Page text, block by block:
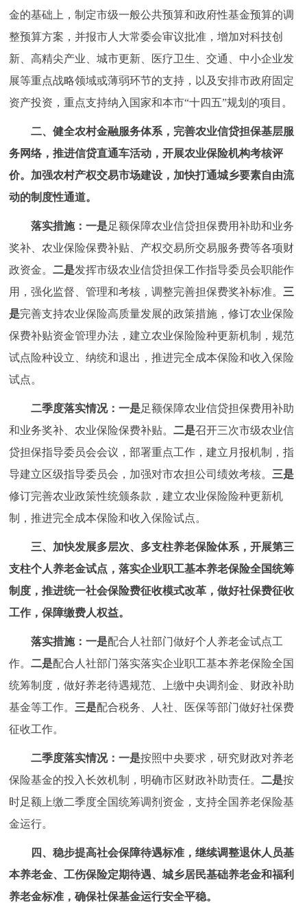
金的基础上，制定市级一般公共预算和政府性基金预算的调
整预算方案，并报市人大常委会审议批准，增加对科技创
新、高精尖产业、城市更新、医疗卫生、交通、中小企业发
展等重点战略领域或薄弱环节的支持，以及安排市政府固定
资产投资，重点支持纳入国家和本市“十四五”规划的项目。
二、健全农村金融服务体系，完善农业信贷担保基层服
务网络，推进信贷直通车活动，开展农业保险机构考核评
价。加强农村产权交易市场建设，加快打通城乡要素自由流
动的制度性通道。
落实措施：一是足额保障农业信贷担保费用补助和业务
奖补、农业保险保费补贴、产权交易所交易服务费等各项财
政资金。二是发挥市级农业信贷担保工作指导委员会职能作
用，强化监督、管理和考核，调整完善担保费奖补标准。 三
是完善支持农业保险高质量发展的政策措施，修订农业保险
保费补贴资金管理办法，建立农业保险险种更新机制，规范
试点险种设立、纳统和退出，推进完全成本保险和收入保险
试点。
二季度落实情况：一是足额保障农业信贷担保费用补助
和业务奖补、农业保险保费补贴。二是召开三次市级农业信
贷担保指导委员会会议，部署重点工作，建立月报机制，指
导建立区级指导委员会，加强对市农担公司绩效考核。 三是
修订完善农业政策性统颁条款，建立农业保险险种更新机
制，推进完全成本保险和收入保险试点。
三、加快发展多层次、多支柱养老保险体系，开展第三
支柱个人养老金试点，落实企业职工基本养老保险全国统筹
制度，推进统一社会保险费征收模式改革，做好社保费征收
工作，保障缴费人权益。
落实措施：一是配合人社部门做好个人养老金试点工
作。二是配合人社部门落实落实企业职工基本养老保险全国
统筹制度，做好养老待遇规范、上缴中央调剂金、财政补助
基金等工作。 三是配合税务、人社、医保等部门做好社保费
征收工作。
二季度落实情况：一是按照中央要求，研究财政对养老
保险基金的投入长效机制，明确市区财政补助责任。二是按
时足额上缴二季度全国统筹调剂资金，支持全国养老保险基
金运行。
四、稳步提高社会保障待遇标准，继续调整退休人员基
本养老金、工伤保险定期待遇、城乡居民基础养老金和福利
养老金标准，确保社保基金运行安全平稳。